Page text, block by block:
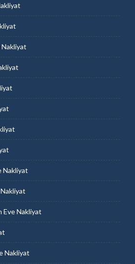
Nakliyat
Nakliyat
Eve Nakliyat
Nakliyat